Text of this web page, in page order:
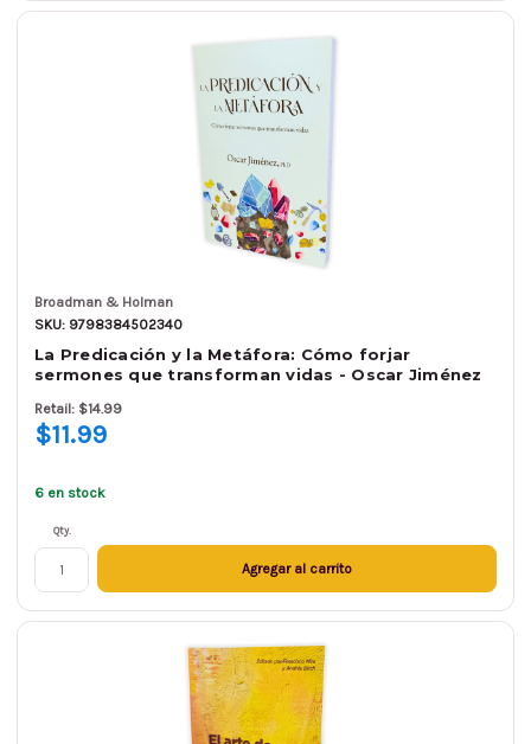
Broadman & Holman
SKU: 9798384502340
La Predicación y la Metáfora: Cómo forjar
sermones que transforman vidas - Oscar Jiménez
Retail: $14.99
$11.99
6 en stock
Qty.
Agregar al carrito